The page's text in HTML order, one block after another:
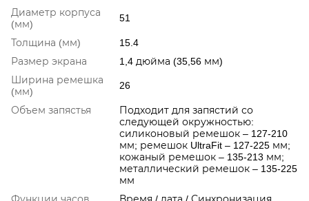
Диаметр корпуса
(мм)
51
Толщина (мм)
15.4
Размер экрана
1,4 дюйма (35,56 мм)
Ширина ремешка
(мм)
26
Объем запястья
Подходит для запястий со
следующей окружностью:
силиконовый ремешок – 127-210
мм; ремешок UltraFit – 127-225 мм;
кожаный ремешок – 135-213 мм;
металлический ремешок – 135-225
мм